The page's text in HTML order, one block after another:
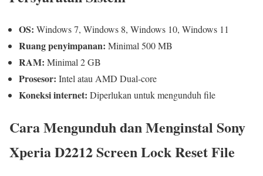
OS: Windows 7, Windows 8, Windows 10, Windows 11
Ruang penyimpanan: Minimal 500 MB
RAM: Minimal 2 GB
Prosesor: Intel atau AMD Dual-core
Koneksi internet: Diperlukan untuk mengunduh file
Cara Mengunduh dan Menginstal Sony
Xperia D2212 Screen Lock Reset File